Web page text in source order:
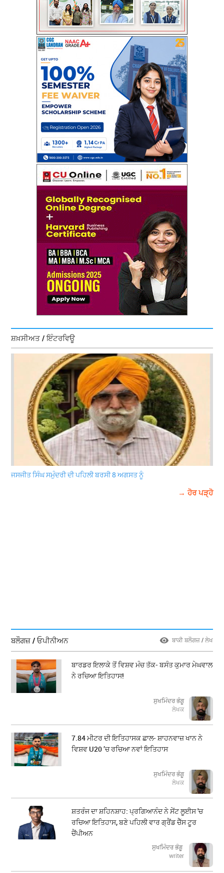
ਸ਼ਖ਼ਸੀਅਤ / ਇੰਟਰਵਿਊ
ਜਸਜੀਤ ਸਿੰਘ ਸਮੁੰਦਰੀ ਦੀ ਪਹਿਲੀ ਬਰਸੀ 8 ਅਗਸਤ ਨੂੰ
→ ਹੋਰ ਪੜ੍ਹੋ
ਬਲੌਗਜ਼ / ਓਪੀਨੀਅਨ ਬਾਕੀ ਬਲੌਗਜ਼ / ਲੇਖ
ਬਾਰਡਰ ਇਲਾਕੇ ਤੋਂ ਵਿਸ਼ਵ ਮੰਚ ਤੱਕ- ਬਸੰਤ ਕੁਮਾਰ ਮੇਘਵਾਲ
ਨੇ ਰਚਿਆ ਇਤਿਹਾਸ!
ਸੁਖਮਿੰਦਰ ਭੰਗੂ
ਲੇਖਕ
7.84 ਮੀਟਰ ਦੀ ਇਤਿਹਾਸਕ ਛਾਲ- ਸ਼ਾਹਨਵਾਜ਼ ਖਾਨ ਨੇ
ਵਿਸ਼ਵ U20 ’ਚ ਰਚਿਆ ਨਵਾਂ ਇਤਿਹਾਸ
ਸੁਖਮਿੰਦਰ ਭੰਗੂ
ਲੇਖਕ
ਸ਼ਤਰੰਜ ਦਾ ਸ਼ਹਿਨਸ਼ਾਹ: ਪ੍ਰਗਿਆਨੰਦ ਨੇ ਸੇਂਟ ਲੂਈਸ 'ਚ
ਰਚਿਆ ਇਤਿਹਾਸ, ਬਣੇ ਪਹਿਲੀ ਵਾਰ ਗ੍ਰੈਂਡ ਚੈੱਸ ਟੂਰ
ਚੈਂਪੀਅਨ
ਸੁਖਮਿੰਦਰ ਭੰਗੂ
writer